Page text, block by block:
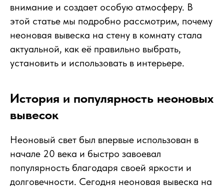
внимание и создает особую атмосферу. В
этой статье мы подробно рассмотрим, почему
неоновая вывеска на стену в комнату стала
актуальной, как её правильно выбрать,
установить и использовать в интерьере.
История и популярность неоновых
вывесок
Неоновый свет был впервые использован в
начале 20 века и быстро завоевал
популярность благодаря своей яркости и
долговечности. Сегодня неоновая вывеска на